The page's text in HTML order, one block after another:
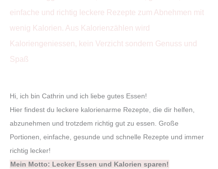
Hi, ich bin Cathrin und ich liebe gutes Essen!
Hier findest du leckere kalorienarme Rezepte, die dir helfen,
abzunehmen und trotzdem richtig gut zu essen. Große
Portionen, einfache, gesunde und schnelle Rezepte und immer
richtig lecker!
Mein Motto: Lecker Essen und Kalorien sparen!